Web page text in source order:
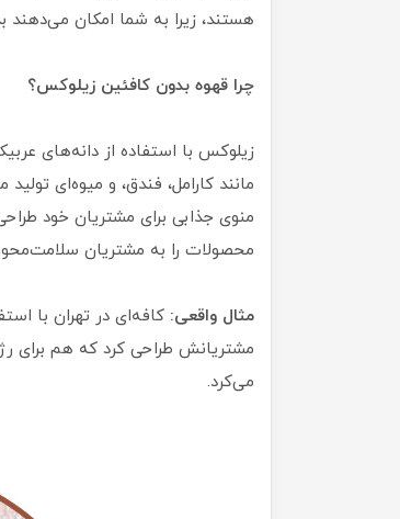
هستند، زیرا به شما امکان می‌دهند
چرا قهوه بدون کافئین زیلوکس؟
زیلوکس با استفاده از دانه‌های
مانند کارامل، فندق، و میوه‌ای
منوی جذابی برای مشتریان خود
محصولات را به مشتریان
مثال واقعی: کافه‌ای در تهران با
مشتریانش طراحی کرد که هم برای
می‌کرد.